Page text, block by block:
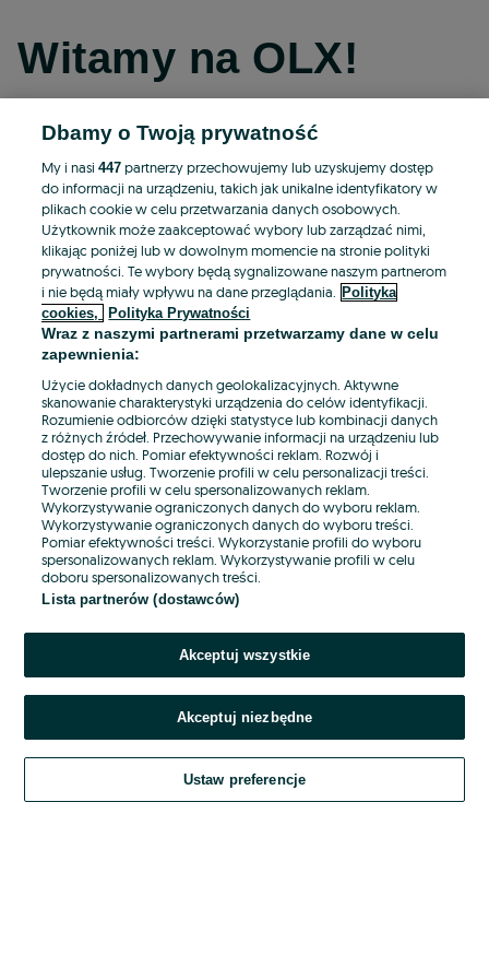
Witamy na OLX!
Kontynuuj przez Facebooka
Kontynuuj przez konto Apple
Kontynuuj przez konto Google
LUB
E-mail
Hasło
Nie pamiętasz hasła?
Zaloguj się
Kontynuując za pośrednictwem jednego z dostawców wskazanych powyżej,
Regulamin serwisu OLX.pl w jego aktualnym brzmieniu.
Dbamy o Twoją prywatność
My i nasi447 partnerzy przechowujemy lub uzyskujemy dostęp
do informacji na urządzeniu, takich jak unikalne identyfikatory w
plikach cookie w celu przetwarzania danych osobowych.
Użytkownik może zaakceptować wybory lub zarządzać nimi,
klikając poniżej lub w dowolnym momencie na stronie polityki
prywatności. Te wybory będą sygnalizowane naszym partnerom
i nie będą miały wpływu na dane przeglądania.
Polityka
cookies,
Polityka Prywatności
Wraz z naszymi partnerami przetwarzamy dane w celu
zapewnienia:
Użycie dokładnych danych geolokalizacyjnych. Aktywne
skanowanie charakterystyki urządzenia do celów identyfikacji.
Rozumienie odbiorców dzięki statystyce lub kombinacji danych
z różnych źródeł. Przechowywanie informacji na urządzeniu lub
dostęp do nich. Pomiar efektywności reklam. Rozwój i
ulepszanie usług. Tworzenie profili w celu personalizacji treści.
Tworzenie profili w celu spersonalizowanych reklam.
Wykorzystywanie ograniczonych danych do wyboru reklam.
Wykorzystywanie ograniczonych danych do wyboru treści.
Pomiar efektywności treści. Wykorzystanie profili do wyboru
spersonalizowanych reklam. Wykorzystywanie profili w celu
doboru spersonalizowanych treści.
Lista partnerów (dostawców)
Akceptuj wszystkie
Akceptuj niezbędne
Ustaw preferencje